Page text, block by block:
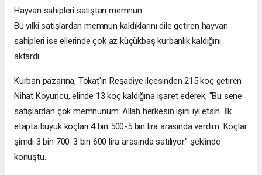
Hayvan sahipleri satıştan memnun
Bu yılki satışlardan memnun kaldıklarını dile getiren hayvan
sahipleri ise ellerinde çok az küçükbaş kurbanlık kaldığını
aktardı.
Kurban pazarına, Tokat'ın Reşadiye ilçesinden 215 koç getiren
Nihat Koyuncu, elinde 13 koç kaldığına işaret ederek, "Bu sene
satışlardan çok memnunum. Allah herkesin işini iyi etsin. İlk
etapta büyük koçları 4 bin 500-5 bin lira arasında verdim. Koçlar
şimdi 3 bin 700-3 bin 600 lira arasında satılıyor." şeklinde
konuştu.